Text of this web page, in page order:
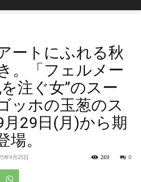
ートにふれる秋
。「フェルメー
注ぐ女”のスー
ッホの玉葱のス
29日(月)から期
場。
年9月25日 0
269